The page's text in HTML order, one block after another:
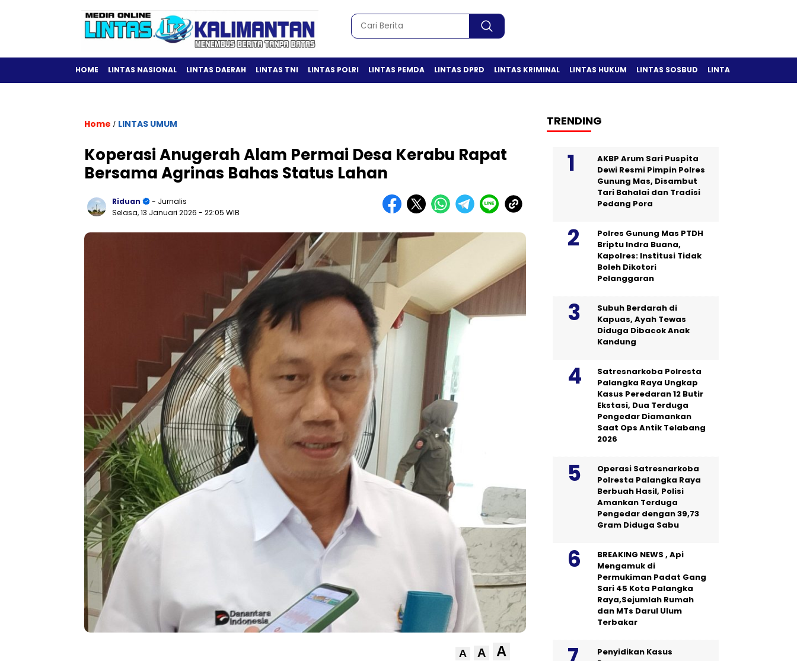
HOME LINTAS NASIONAL LINTAS DAERAH LINTAS TNI LINTAS POLRI LINTAS PEMDA LINTAS DPRD LINTAS KRIMINAL LINTAS HUKUM LINTAS SOSBUD LINTAS OLAH RAGA
Home / LINTAS UMUM
Koperasi Anugerah Alam Permai Desa Kerabu Rapat
Bersama Agrinas Bahas Status Lahan
Riduan
- Jurnalis
Selasa, 13 Januari 2026 - 22:05 WIB
A A A
TRENDING
AKBP Arum Sari Puspita
Dewi Resmi Pimpin Polres
Gunung Mas, Disambut
Tari Bahalai dan Tradisi
Pedang Pora
Polres Gunung Mas PTDH
Briptu Indra Buana,
Kapolres: Institusi Tidak
Boleh Dikotori
Pelanggaran
Subuh Berdarah di
Kapuas, Ayah Tewas
Diduga Dibacok Anak
Kandung
Satresnarkoba Polresta
Palangka Raya Ungkap
Kasus Peredaran 12 Butir
Ekstasi, Dua Terduga
Pengedar Diamankan
Saat Ops Antik Telabang
2026
Operasi Satresnarkoba
Polresta Palangka Raya
Berbuah Hasil, Polisi
Amankan Terduga
Pengedar dengan 39,73
Gram Diduga Sabu
BREAKING NEWS , Api
Mengamuk di
Permukiman Padat Gang
Sari 45 Kota Palangka
Raya,Sejumlah Rumah
dan MTs Darul Ulum
Terbakar
Penyidikan Kasus